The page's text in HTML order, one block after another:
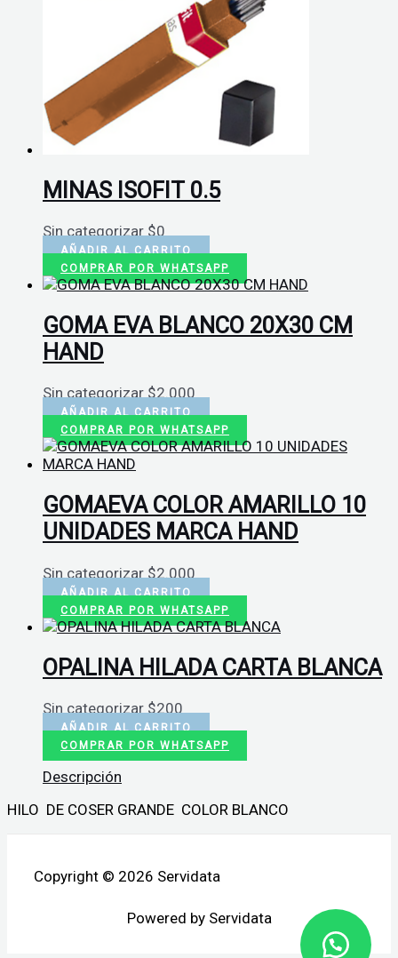
MINAS ISOFIT 0.5
Sin categorizar $0
AÑADIR AL CARRITO
COMPRAR POR WHATSAPP
GOMA EVA BLANCO 20X30 CM
HAND
Sin categorizar$2.000
AÑADIR AL CARRITO
COMPRAR POR WHATSAPP
GOMAEVA COLOR AMARILLO 10
UNIDADES MARCA HAND
Sin categorizar $2.000
AÑADIR AL CARRITO
COMPRAR POR WHATSAPP
OPALINA HILADA CARTA BLANCA
Sin categorizar $200
AÑADIR AL CARRITO
COMPRAR POR WHATSAPP
Descripción
HILO DE COSER GRANDE COLOR BLANCO
Copyright © 2026 Servidata
Powered by Servidata